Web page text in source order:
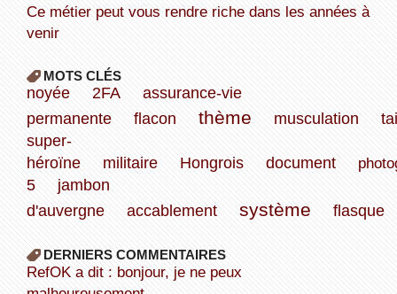
Ce métier peut vous rendre riche dans les années à
venir
MOTS CLÉS
noyée 2FA
assurance-vie
permanente
flacon thème musculation
super-
héroïne
militaire Hongrois document
5
jambon
d'auvergne
accablement système flasque
DERNIERS COMMENTAIRES
refOK a dit : bonjour, je ne peux